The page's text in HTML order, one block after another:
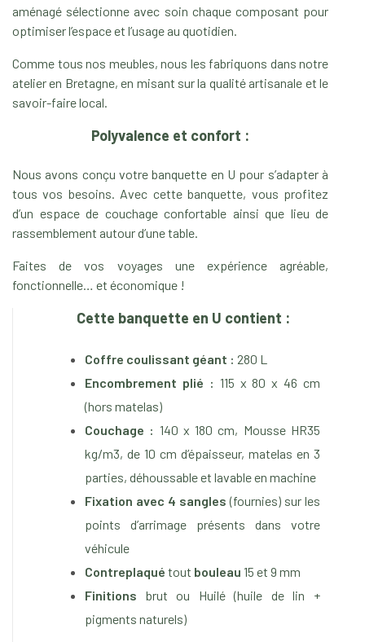
aménagé sélectionne avec soin chaque composant pour
optimiser l’espace et l’usage au quotidien.
Comme tous nos meubles, nous les fabriquons dans notre
atelier en Bretagne, en misant sur la qualité artisanale et le
savoir-faire local.
Polyvalence et confort :
Nous avons conçu votre banquette en U pour s’adapter à
tous vos besoins. Avec cette banquette, vous profitez
d’un espace de couchage confortable ainsi que lieu de
rassemblement autour d’une table.
Faites de vos voyages une expérience agréable,
fonctionnelle… et économique !
Cette banquette en U contient :
Coffre coulissant géant : 280 L
Encombrement plié : 115 x 80 x 46 cm
(hors matelas)
Couchage : 140 x 180 cm, Mousse HR35
kg/m3, de 10 cm d’épaisseur, matelas en 3
parties, déhoussable et lavable en machine
Fixation avec 4 sangles (fournies) sur les
points d’arrimage présents dans votre
véhicule
Contreplaqué tout bouleau 15 et 9 mm
Finitions brut ou Huilé (huile de lin +
pigments naturels)